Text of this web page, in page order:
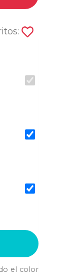
el color